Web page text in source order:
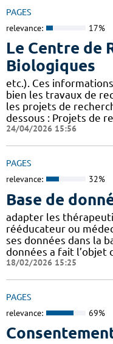
PAGES
relevance: 17%
Le Centre de
Biologiques
etc.). Ces
bien les travaux de
les projets de
dessous : Projets de
24/04/2026 15:56
PAGES
relevance: 32%
Base de
adapter les
rééducateur ou
ses données dans la
données a fait l’objet
18/02/2026 15:25
PAGES
relevance: 69%